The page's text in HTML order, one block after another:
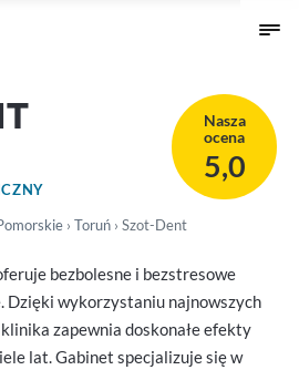
Nasza
ocena
5,0
› Toruń › Szot-Dent
bezbolesne i bezstresowe
Dzięki wykorzystaniu najnowszych
zapewnia doskonałe efekty
lat. Gabinet specjalizuje się w